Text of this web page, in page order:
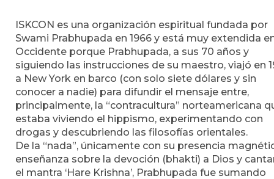
ISKCON es una organización espiritual fundada por
Swami Prabhupada en 1966 y está muy extendida
Occidente porque Prabhupada, a sus 70 años y
siguiendo las instrucciones de su maestro, viajó en
a New York en barco (con solo siete dólares y sin
conocer a nadie) para difundir el mensaje entre,
principalmente, la “contracultura” norteamericana
estaba viviendo el hippismo, experimentando con
drogas y descubriendo las filosofías orientales.
De la “nada”, únicamente con su presencia
enseñanza sobre la devoción (bhakti) a Dios y
el mantra ‘Hare Krishna’, Prabhupada fue sumando